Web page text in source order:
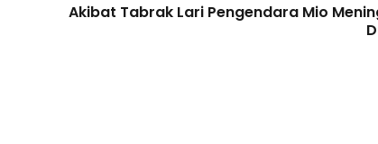
Akibat Tabrak Lari Pengendara Mio